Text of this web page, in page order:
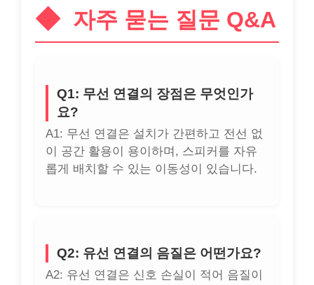
자주 묻는 질문 Q&A
Q1: 무선 연결의 장점은 무엇인가
요?
A1: 무선 연결은 설치가 간편하고 전선 없
이 공간 활용이 용이하며, 스피커를 자유
롭게 배치할 수 있는 이동성이 있습니다.
Q2: 유선 연결의 음질은 어떤가요?
A2: 유선 연결은 신호 손실이 적어 음질이